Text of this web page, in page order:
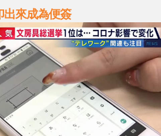
出來成為便簽